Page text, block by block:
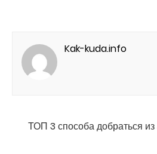
Kak-kuda.info
ТОП 3 способа добраться